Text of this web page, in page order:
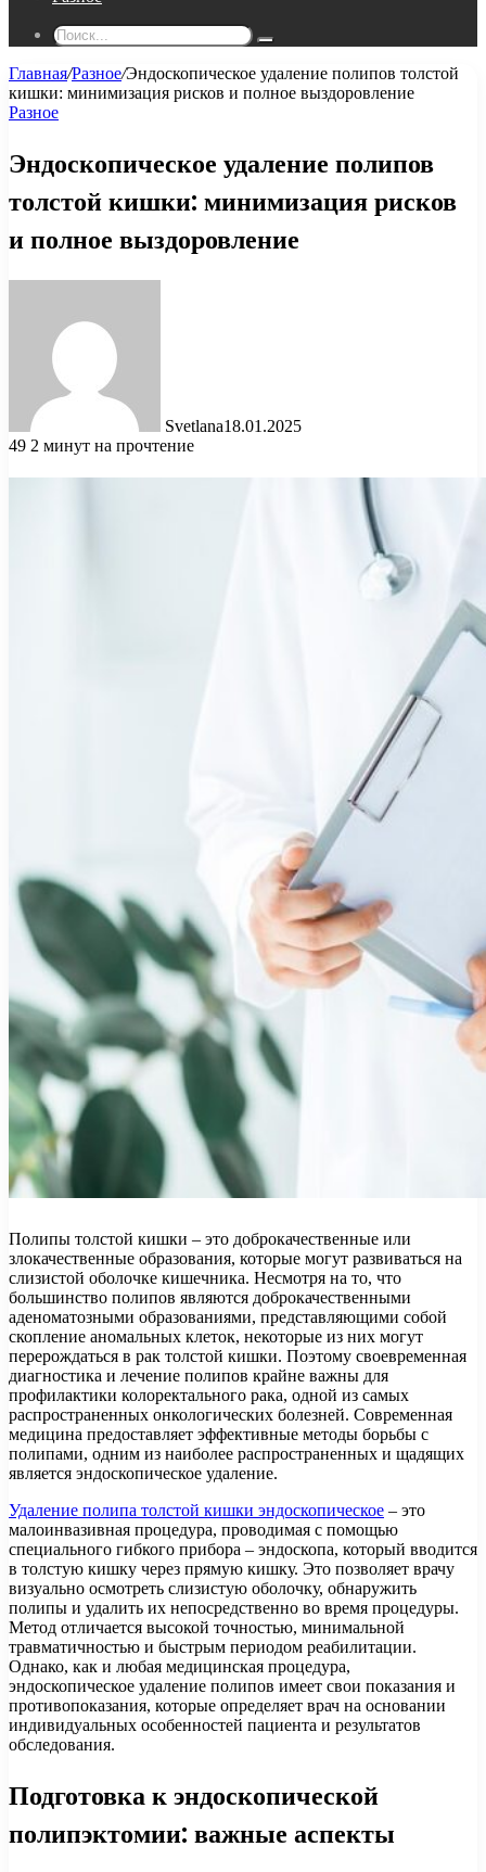
Поиск...
Главная/Разное/Эндоскопическое удаление полипов толстой
кишки: минимизация рисков и полное выздоровление
Разное
Эндоскопическое удаление полипов
толстой кишки: минимизация рисков
и полное выздоровление
Svetlana18.01.2025
49 2 минут на прочтение
Полипы толстой кишки – это доброкачественные или
злокачественные образования, которые могут развиваться на
слизистой оболочке кишечника. Несмотря на то, что
большинство полипов являются доброкачественными
аденоматозными образованиями, представляющими собой
скопление аномальных клеток, некоторые из них могут
перерождаться в рак толстой кишки. Поэтому своевременная
диагностика и лечение полипов крайне важны для
профилактики колоректального рака, одной из самых
распространенных онкологических болезней. Современная
медицина предоставляет эффективные методы борьбы с
полипами, одним из наиболее распространенных и щадящих
является эндоскопическое удаление.
Удаление полипа толстой кишки эндоскопическое – это
малоинвазивная процедура, проводимая с помощью
специального гибкого прибора – эндоскопа, который вводится
в толстую кишку через прямую кишку. Это позволяет врачу
визуально осмотреть слизистую оболочку, обнаружить
полипы и удалить их непосредственно во время процедуры.
Метод отличается высокой точностью, минимальной
травматичностью и быстрым периодом реабилитации.
Однако, как и любая медицинская процедура,
эндоскопическое удаление полипов имеет свои показания и
противопоказания, которые определяет врач на основании
индивидуальных особенностей пациента и результатов
обследования.
Подготовка к эндоскопической
полипэктомии: важные аспекты